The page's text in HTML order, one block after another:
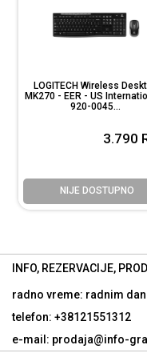
LOGITECH Wireless
MK270 - EER - US
920-0045...
3.790
NIJE DOSTUPNO
INFO, REZERVACIJE,
radno vreme: radnim
telefon: +38121551312
e-mail: prodaja@info-